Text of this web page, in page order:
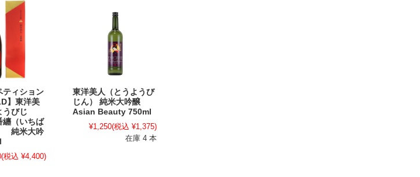
ティション
】東洋美
うびじ
（いちば
純米大吟
(税込 ¥4,400)
東洋美人（とうようび
じん） 純米大吟醸
Asian Beauty 750ml
¥1,250(税込 ¥1,375)
在庫 4 本